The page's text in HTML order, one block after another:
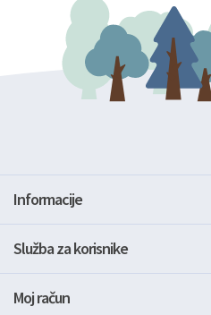
Informacije
Služba za korisnike
Moj račun